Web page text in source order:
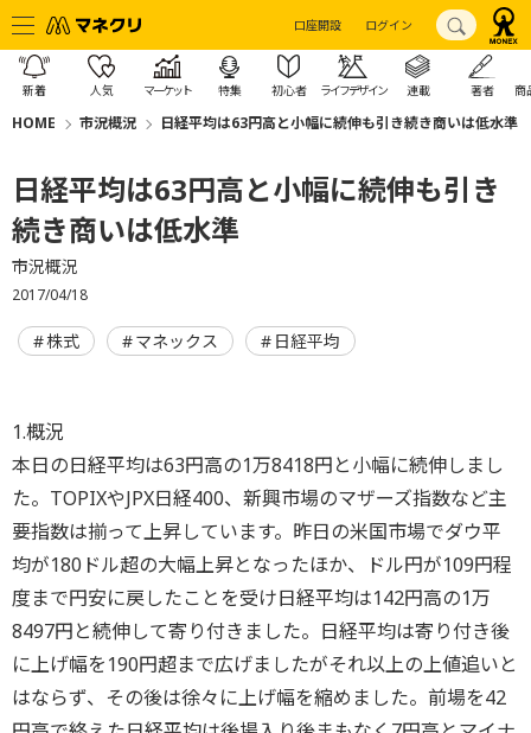
口座開設 ログイン
新着 人気 マーケット 特集 初心者 ライフデザイン 連載 著者 商
HOME 市況概況 日経平均は63円高と小幅に続伸も引き続き商いは低水準
日経平均は63円高と小幅に続伸も引き
続き商いは低水準
市況概況
2017/04/18
株式 マネックス 日経平均
1.概況
本日の日経平均は63円高の1万8418円と小幅に続伸しまし
た。TOPIXやJPX日経400、新興市場のマザーズ指数など主
要指数は揃って上昇しています。昨日の米国市場でダウ平
均が180ドル超の大幅上昇となったほか、ドル円が109円程
度まで円安に戻したことを受け日経平均は142円高の1万
8497円と続伸して寄り付きました。日経平均は寄り付き後
に上げ幅を190円超まで広げましたがそれ以上の上値追いと
はならず、その後は徐々に上げ幅を縮めました。前場を42